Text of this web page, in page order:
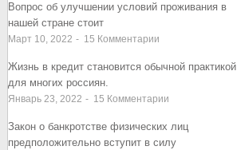
Вопрос об улучшении условий проживания в
нашей стране стоит
Март 10, 2022 - 15 Комментарии
Жизнь в кредит становится обычной практикой
для многих россиян.
Январь 23, 2022 - 15 Комментарии
Закон о банкротстве физических лиц
предположительно вступит в силу